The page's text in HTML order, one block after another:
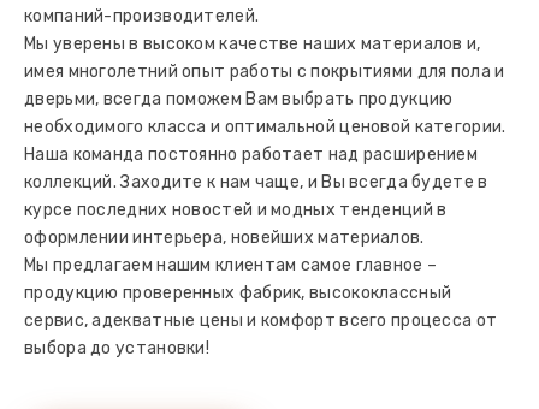
компаний-производителей.
Мы уверены в высоком качестве наших материалов и,
имея многолетний опыт работы с покрытиями для пола и
дверьми, всегда поможем Вам выбрать продукцию
необходимого класса и оптимальной ценовой категории.
Наша команда постоянно работает над расширением
коллекций. Заходите к нам чаще, и Вы всегда будете в
курсе последних новостей и модных тенденций в
оформлении интерьера, новейших материалов.
Мы предлагаем нашим клиентам самое главное –
продукцию проверенных фабрик, высококлассный
сервис, адекватные цены и комфорт всего процесса от
выбора до установки!